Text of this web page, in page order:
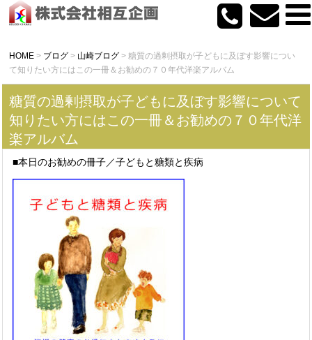
HOME > ブログ > 山崎ブログ > 糖質の過剰摂取が子どもに及ぼす影響につい
て知りたい方にはこの一冊＆お勧めの７０年代洋楽アルバム
糖質の過剰摂取が子どもに及ぼす影響について
知りたい方にはこの一冊＆お勧めの７０年代洋
楽アルバム
■本日のお勧めの冊子／子どもと糖類と疾病